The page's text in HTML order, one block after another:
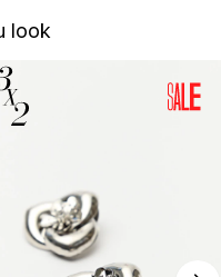
look